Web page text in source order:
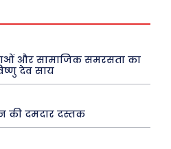
Youtube
और सामाजिक समरसता का
देव साय
की दमदार दस्तक